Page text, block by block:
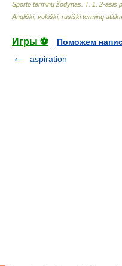
Sporto terminų žodynas. T. 1. 2-asis
Angliški, vokiški, rusiški terminų
Игры ⚽
Поможем
aspiration